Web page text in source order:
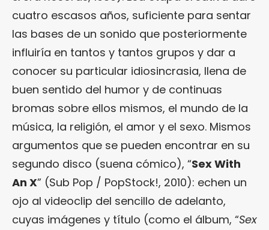
cuatro escasos años, suficiente para sentar
las bases de un sonido que posteriormente
influiría en tantos y tantos grupos y dar a
conocer su particular idiosincrasia, llena de
buen sentido del humor y de continuas
bromas sobre ellos mismos, el mundo de la
música, la religión, el amor y el sexo. Mismos
argumentos que se pueden encontrar en su
segundo disco (suena cómico), “Sex With
An X” (Sub Pop / PopStock!, 2010): echen un
ojo al videoclip del sencillo de adelanto,
cuyas imágenes y título (como el álbum, “Sex